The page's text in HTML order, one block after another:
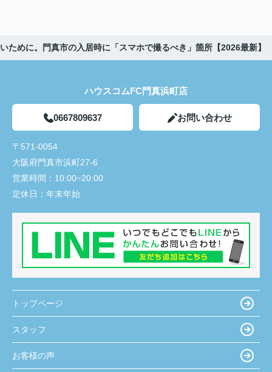
ために。門真市の入居時に「スマホで撮るべき」箇所【2026最新】
ハウスコムFC門真浜町店
0667809637 お問い合わせ
〒571-0054
大阪府門真市浜町27-6
営業時間： 10:00~20:00
定休日： 年末年始
トップページ
スタッフ
お客様の声